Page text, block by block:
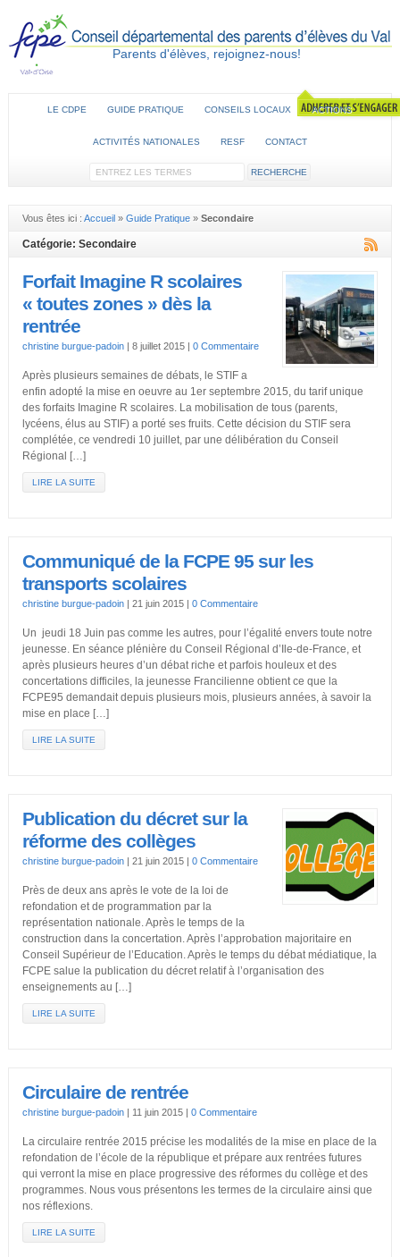
Parents d'élèves, rejoignez-nous!
LE CDPE GUIDE PRATIQUE CONSEILS LOCAUX ACTIONS
ACTIVITÉS NATIONALES RESF CONTACT
Vous êtes ici : Accueil» Guide Pratique» Secondaire
Catégorie: Secondaire
Forfait Imagine R scolaires
« toutes zones » dès la
rentrée
christine burgue-padoin| 8 juillet 2015 | 0 Commentaire
Après plusieurs semaines de débats, le STIF a
enfin adopté la mise en oeuvre au 1er septembre 2015, du tarif unique
des forfaits Imagine R scolaires. La mobilisation de tous (parents,
lycéens, élus au STIF) a porté ses fruits. Cette décision du STIF sera
complétée, ce vendredi 10 juillet, par une délibération du Conseil
Régional […]
LIRE LA SUITE
Communiqué de la FCPE 95 sur les
transports scolaires
christine burgue-padoin| 21 juin 2015 | 0 Commentaire
Un jeudi 18 Juin pas comme les autres, pour l’égalité envers toute notre
jeunesse. En séance plénière du Conseil Régional d’Ile-de-France, et
après plusieurs heures d’un débat riche et parfois houleux et des
concertations difficiles, la jeunesse Francilienne obtient ce que la
FCPE95 demandait depuis plusieurs mois, plusieurs années, à savoir la
mise en place […]
LIRE LA SUITE
Publication du décret sur la
réforme des collèges
christine burgue-padoin| 21 juin 2015 | 0 Commentaire
Près de deux ans après le vote de la loi de
refondation et de programmation par la
représentation nationale. Après le temps de la
construction dans la concertation. Après l’approbation majoritaire en
Conseil Supérieur de l’Education. Après le temps du débat médiatique, la
FCPE salue la publication du décret relatif à l’organisation des
enseignements au […]
LIRE LA SUITE
Circulaire de rentrée
christine burgue-padoin| 11 juin 2015 | 0 Commentaire
La circulaire rentrée 2015 précise les modalités de la mise en place de la
refondation de l’école de la république et prépare aux rentrées futures
qui verront la mise en place progressive des réformes du collège et des
programmes. Nous vous présentons les termes de la circulaire ainsi que
nos réflexions.
LIRE LA SUITE